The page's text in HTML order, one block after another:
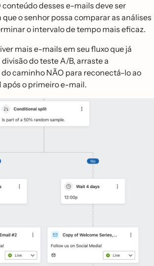
desses e-mails deve ser
o senhor possa comparar as análises
o intervalo de tempo mais eficaz.
mais e-mails em seu fluxo que já
do teste A/B, arraste a
caminho NÃO para reconectá-lo ao
após o primeiro e-mail.